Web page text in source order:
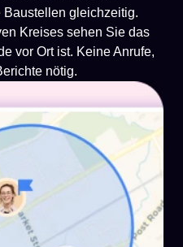
gleichzeitig.
Kreises sehen Sie das
vor Ort ist. Keine Anrufe,
nötig.